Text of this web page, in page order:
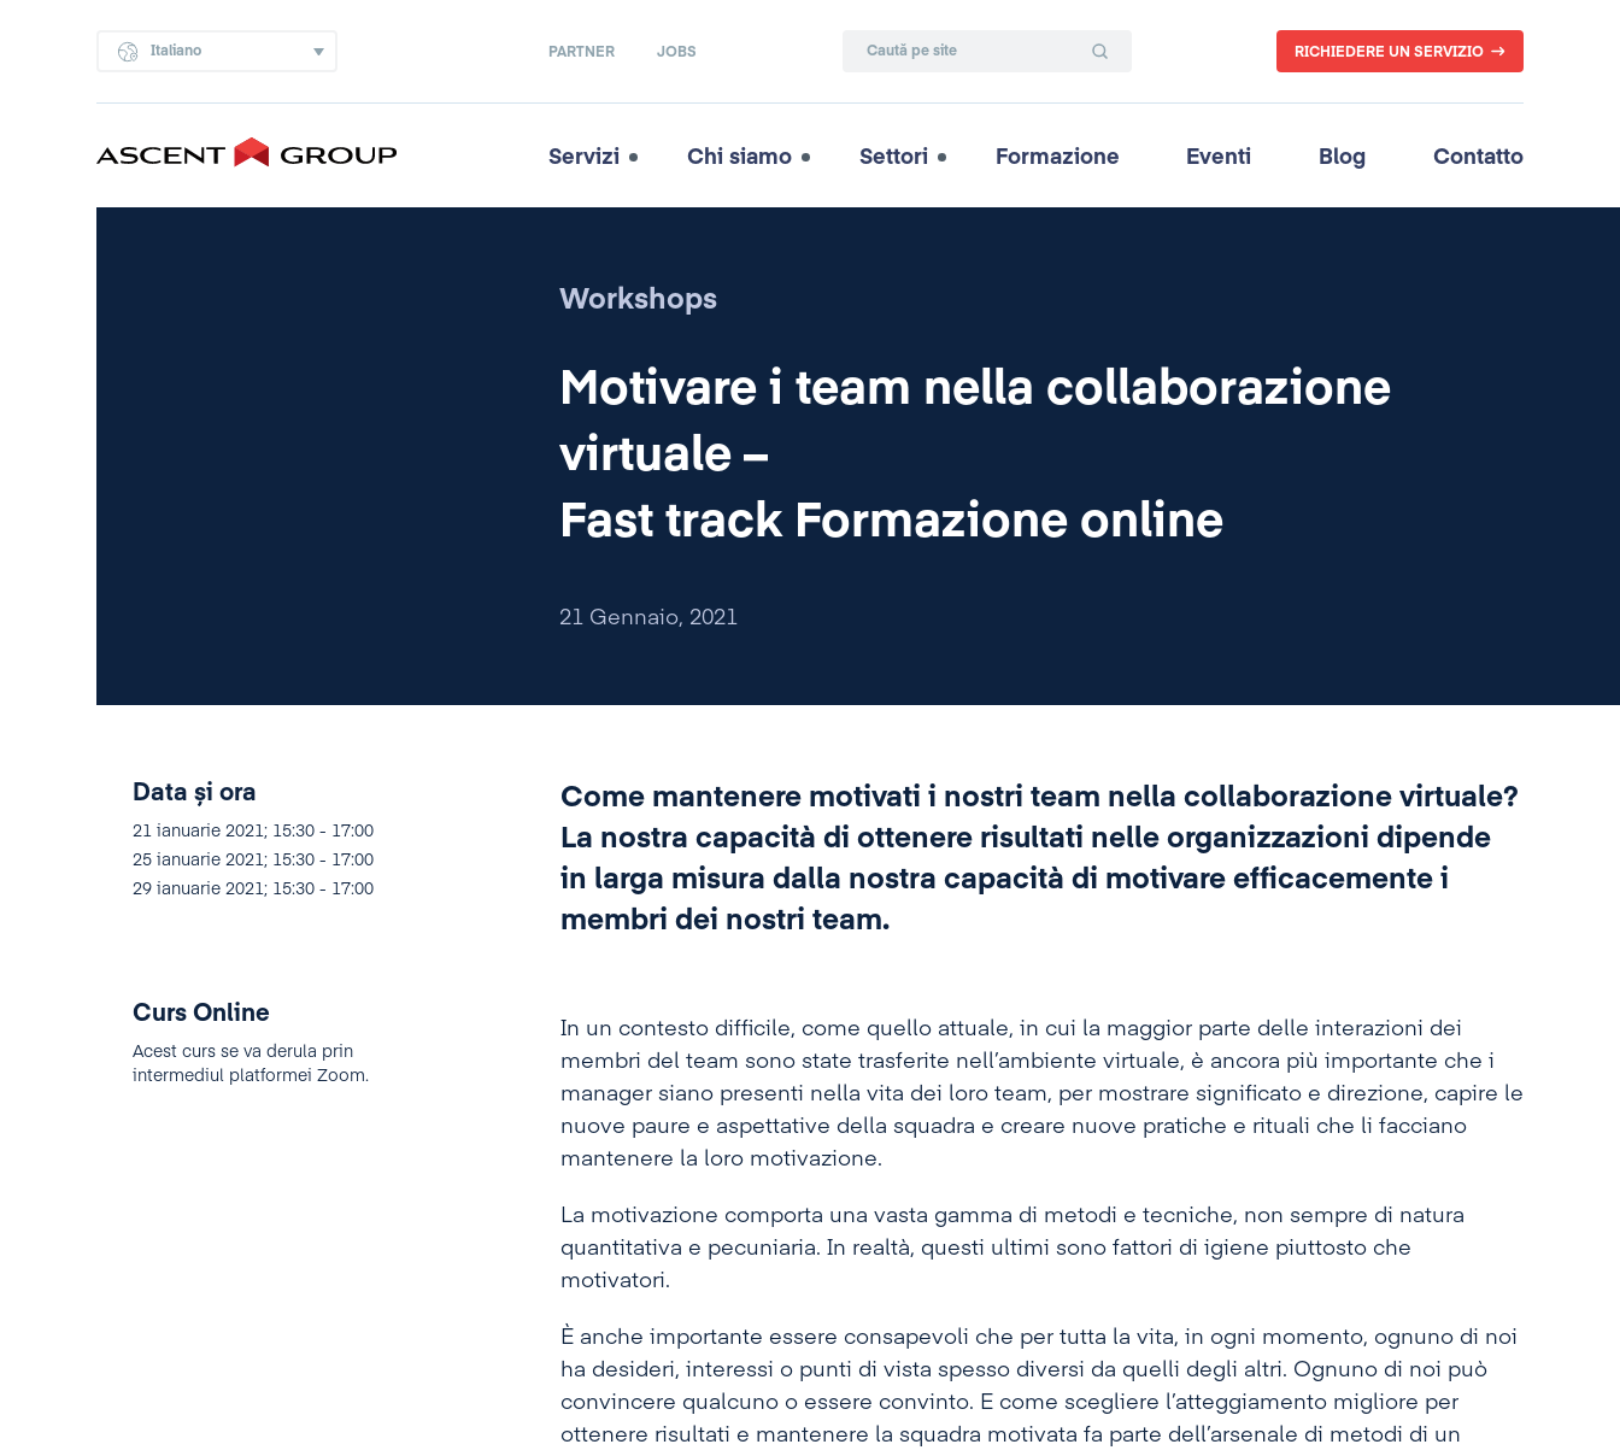
Italiano PARTNER JOBS RICHIEDERE UN SERVIZIO
Servizi Chi siamo Settori Formazione Eventi Blog Contatto
Workshops
Motivare i team nella collaborazione
virtuale –
Fast track Formazione online
21 Gennaio, 2021
Data și ora
21 ianuarie 2021; 15:30 - 17:00
25 ianuarie 2021; 15:30 - 17:00
29 ianuarie 2021; 15:30 - 17:00
Curs Online
Acest curs se va derula prin
intermediul platformei Zoom.
Come mantenere motivati i nostri team nella collaborazione virtuale?
La nostra capacità di ottenere risultati nelle organizzazioni dipende
in larga misura dalla nostra capacità di motivare efficacemente i
membri dei nostri team.
In un contesto difficile, come quello attuale, in cui la maggior parte delle interazioni dei
membri del team sono state trasferite nell’ambiente virtuale, è ancora più importante che i
manager siano presenti nella vita dei loro team, per mostrare significato e direzione, capire le
nuove paure e aspettative della squadra e creare nuove pratiche e rituali che li facciano
mantenere la loro motivazione.
La motivazione comporta una vasta gamma di metodi e tecniche, non sempre di natura
quantitativa e pecuniaria. In realtà, questi ultimi sono fattori di igiene piuttosto che
motivatori.
È anche importante essere consapevoli che per tutta la vita, in ogni momento, ognuno di noi
ha desideri, interessi o punti di vista spesso diversi da quelli degli altri. Ognuno di noi può
convincere qualcuno o essere convinto. E come scegliere l’atteggiamento migliore per
ottenere risultati e mantenere la squadra motivata fa parte dell’arsenale di metodi di un